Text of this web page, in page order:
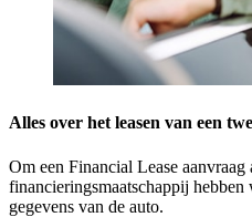
Alles over het leasen van een
Om een Financial Lease
financieringsmaatschappij
gegevens van de auto.